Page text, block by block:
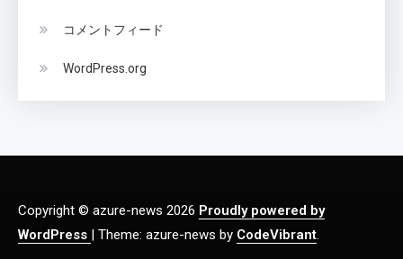
コメントフィード
WordPress.org
Copyright © azure-news 2026 Proudly powered by
WordPress | Theme: azure-news by CodeVibrant.